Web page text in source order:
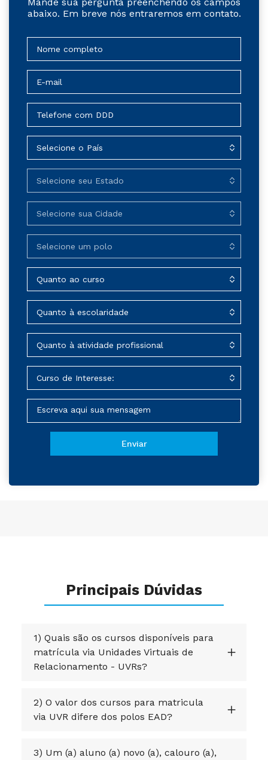
abaixo. Em breve nós entraremos em contato.
Principais Dúvidas
1) Quais são os cursos disponíveis para
matrícula via Unidades Virtuais de
Relacionamento - UVRs?
2) O valor dos cursos para matricula
via UVR difere dos polos EAD?
3) Um (a) aluno (a) novo (a), calouro (a),